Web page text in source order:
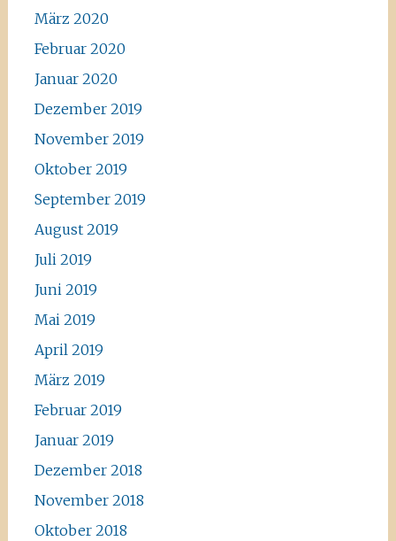
März 2020
Februar 2020
Januar 2020
Dezember 2019
November 2019
Oktober 2019
September 2019
August 2019
Juli 2019
Juni 2019
Mai 2019
April 2019
März 2019
Februar 2019
Januar 2019
Dezember 2018
November 2018
Oktober 2018